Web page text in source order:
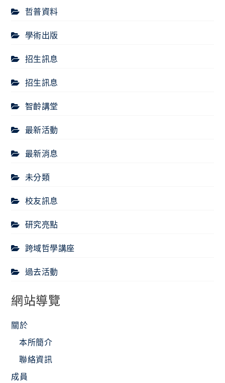
哲普資料
學術出版
招生訊息
招生訊息
智齡講堂
最新活動
最新消息
未分類
校友訊息
研究亮點
跨域哲學講座
過去活動
網站導覽
關於
本所簡介
聯絡資訊
成員